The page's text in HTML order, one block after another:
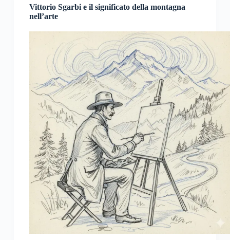
Vittorio Sgarbi e il significato della montagna
nell’arte